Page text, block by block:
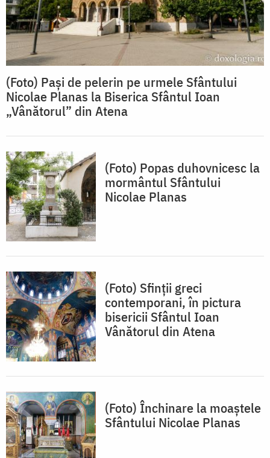
(Foto) Pași de pelerin pe urmele Sfântului
Nicolae Planas la Biserica Sfântul Ioan
„Vânătorul” din Atena
(Foto) Popas duhovnicesc la
mormântul Sfântului
Nicolae Planas
(Foto) Sfinții greci
contemporani, în pictura
bisericii Sfântul Ioan
Vânătorul din Atena
(Foto) Închinare la moaștele
Sfântului Nicolae Planas